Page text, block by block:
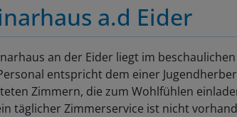
a.d Eider
an der Eider liegt im
entspricht dem einer
Zimmern, die zum Wohlfühlen
täglicher Zimmerservice ist nicht